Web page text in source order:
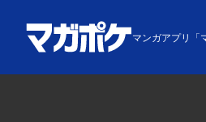
マンガアプリ「